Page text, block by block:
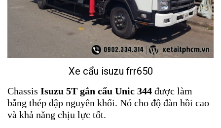
Xe cẩu isuzu frr650
Chassis Isuzu 5T gắn cẩu Unic 344 được làm
bằng thép dập nguyên khối. Nó cho độ đàn hồi cao
và khả năng chịu lực tốt.